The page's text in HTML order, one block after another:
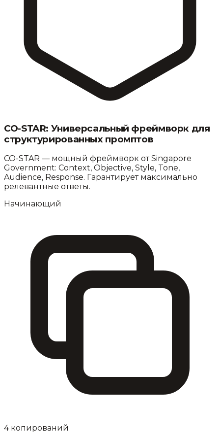
CO-STAR: Универсальный фреймворк для
структурированных промптов
CO-STAR — мощный фреймворк от Singapore
Government: Context, Objective, Style, Tone,
Audience, Response. Гарантирует максимально
релевантные ответы.
Начинающий
4копирований